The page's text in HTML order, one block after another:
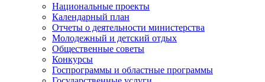
Национальные проекты
Календарный план
Отчеты о деятельности министерства
Молодежный и детский отдых
Общественные советы
Конкурсы
Госпрограммы и областные программы